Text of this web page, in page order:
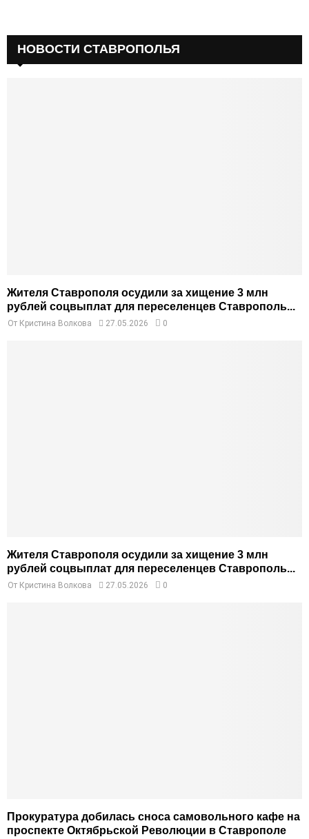
НОВОСТИ СТАВРОПОЛЬЯ
Жителя Ставрополя осудили за хищение 3 млн
рублей соцвыплат для переселенцев Ставрополь...
От Кристина Волкова 27.05.2026 0
Жителя Ставрополя осудили за хищение 3 млн
рублей соцвыплат для переселенцев Ставрополь...
От Кристина Волкова 27.05.2026 0
Прокуратура добилась сноса самовольного кафе на
проспекте Октябрьской Революции в Ставрополе